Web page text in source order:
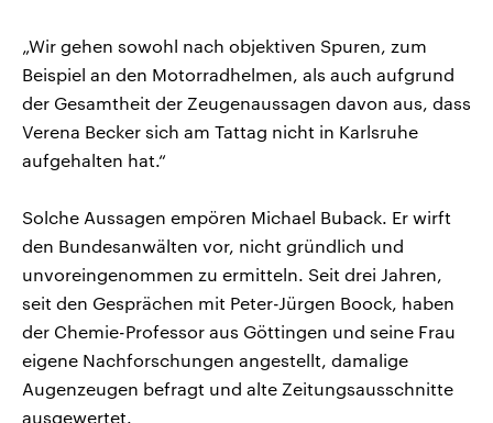
„Wir gehen sowohl nach objektiven Spuren, zum
Beispiel an den Motorradhelmen, als auch aufgrund
der Gesamtheit der Zeugenaussagen davon aus, dass
Verena Becker sich am Tattag nicht in Karlsruhe
aufgehalten hat.“
Solche Aussagen empören Michael Buback. Er wirft
den Bundesanwälten vor, nicht gründlich und
unvoreingenommen zu ermitteln. Seit drei Jahren,
seit den Gesprächen mit Peter-Jürgen Boock, haben
der Chemie-Professor aus Göttingen und seine Frau
eigene Nachforschungen angestellt, damalige
Augenzeugen befragt und alte Zeitungsausschnitte
ausgewertet.